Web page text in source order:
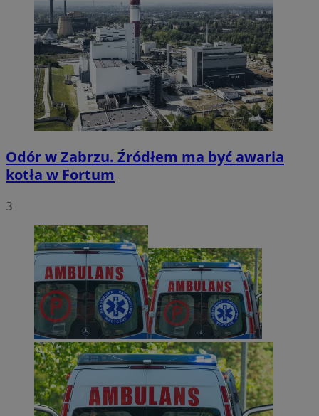
Odór w Zabrzu. Źródłem ma być awaria
kotła w Fortum
3